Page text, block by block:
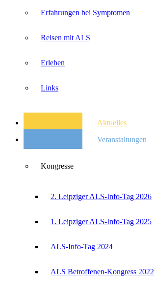
Erfahrungen bei Symptomen
Reisen mit ALS
Erleben
Links
Aktuelles
Veranstaltungen
Kongresse
2. Leipziger ALS-Info-Tag 2026
1. Leipziger ALS-Info-Tag 2025
ALS-Info-Tag 2024
ALS Betroffenen-Kongress 2022